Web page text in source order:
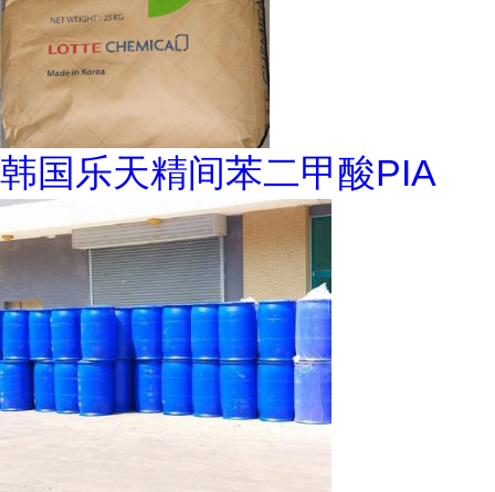
韩国乐天精间苯二甲酸PIA